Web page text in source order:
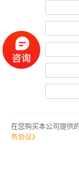
在您购买本公司提供
务协议》